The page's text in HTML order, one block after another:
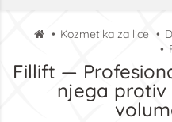
Kozmetika za lice
Fillift —
njega